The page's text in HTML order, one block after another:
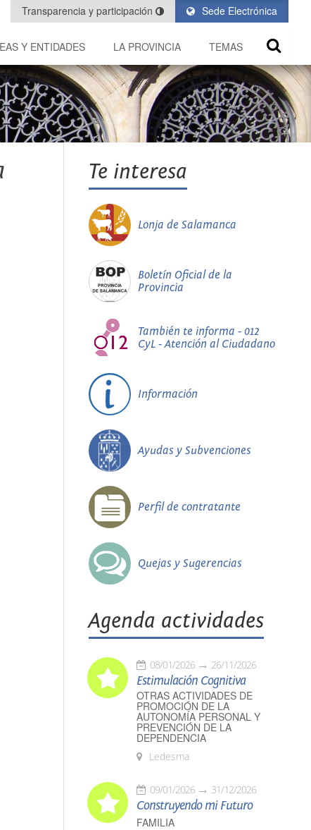
Sede Electrónica
Transparencia y participación
Y ENTIDADES LA PROVINCIA TEMAS
Te interesa
Lonja de Salamanca
Boletín Oficial de la
Provincia
También te informa - 012
CyL - Atención al Ciudadano
Información
Ayudas y Subvenciones
Perfil de contratante
Quejas y Sugerencias
Agenda actividades
08/01/2026 26/11/2026
Estimulación Cognitiva
OTRAS ACTIVIDADES DE
PROMOCIÓN DE LA
AUTONOMÍA PERSONAL Y
PREVENCIÓN DE LA
DEPENDENCIA
Ledesma
09/01/2026 31/12/2026
Construyendo mi Futuro
FAMILIA